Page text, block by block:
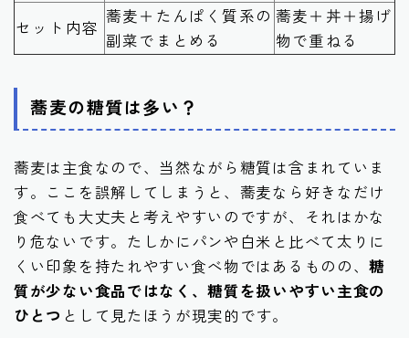
セット内容
蕎麦＋たんぱく質系の
副菜でまとめる
蕎麦＋丼＋揚げ
物で重ねる
蕎麦の糖質は多い？
蕎麦は主食なので、当然ながら糖質は含まれていま
す。ここを誤解してしまうと、蕎麦なら好きなだけ
食べても大丈夫と考えやすいのですが、それはかな
り危ないです。たしかにパンや白米と比べて太りに
くい印象を持たれやすい食べ物ではあるものの、糖
質が少ない食品ではなく、糖質を扱いやすい主食の
ひとつ として見たほうが現実的です。